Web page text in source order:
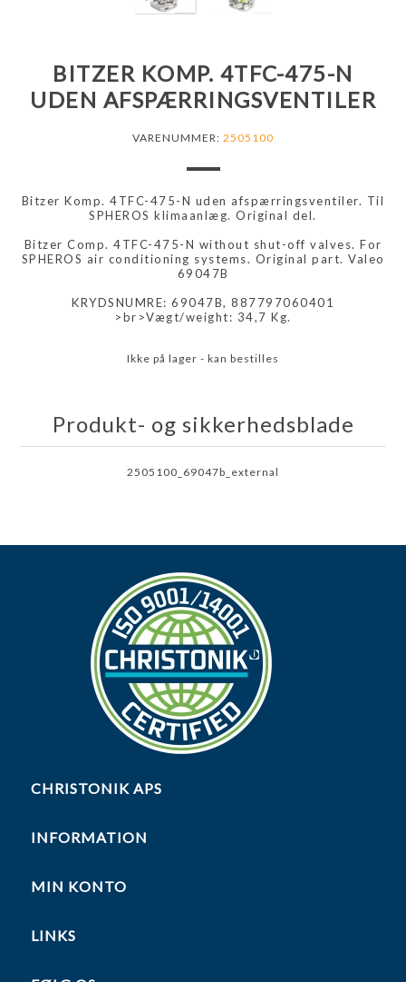
BITZER KOMP. 4TFC-475-N
UDEN AFSPÆRRINGSVENTILER
VARENUMMER: 2505100
Bitzer Komp. 4TFC-475-N uden afspærringsventiler. Til
SPHEROS klimaanlæg. Original del.
Bitzer Comp. 4TFC-475-N without shut-off valves. For
SPHEROS air conditioning systems. Original part. Valeo
69047B
KRYDSNUMRE: 69047B, 887797060401
>br>Vægt/weight: 34,7 Kg.
Ikke på lager - kan bestilles
Produkt- og sikkerhedsblade
2505100_69047b_external
CHRISTONIK APS
INFORMATION
MIN KONTO
LINKS